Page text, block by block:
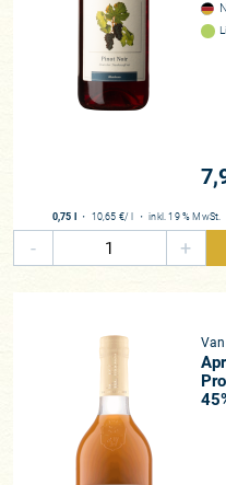
0,75 l ・ 10,65 €/ l ・inkl. 19 % MwSt.
- +